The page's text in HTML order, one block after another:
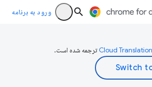
ورود به برنامه
ترجمه شده است.